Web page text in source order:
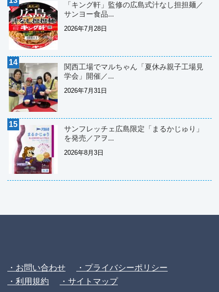
「キング軒」監修の広島式汁なし担担麺／
サンヨー食品...
2026年7月28日
関西工場でマルちゃん「夏休み親子工場見
学会」開催／...
2026年7月31日
サンフレッチェ広島限定「まるかじゅり」
を発売／アヲ...
2026年8月3日
・お問い合わせ
・プライバシーポリシー
・利用規約
・サイトマップ